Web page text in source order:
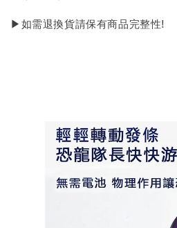
▶如需退換貨請保有商品完整性!